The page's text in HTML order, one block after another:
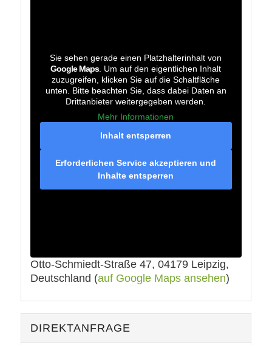
Sie sehen gerade einen Platzhalterinhalt von
Google Maps. Um auf den eigentlichen Inhalt
zuzugreifen, klicken Sie auf die Schaltfläche
unten. Bitte beachten Sie, dass dabei Daten an
Drittanbieter weitergegeben werden.
Mehr Informationen
Inhalt entsperren
Erforderlichen Service akzeptieren und
Inhalte entsperren
Otto-Schmiedt-Straße 47, 04179 Leipzig,
Deutschland (auf Google Maps ansehen)
DIREKTANFRAGE